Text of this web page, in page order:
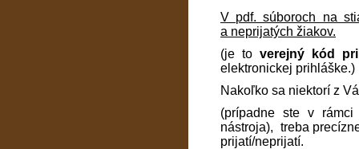
V pdf. súboroch na
a neprijatých žiakov.
(je to verejný kód
elektronickej prihláške.)
Nakoľko sa niektorí z
(prípadne ste v rámci
nástroja), treba
prijatí/neprijatí.